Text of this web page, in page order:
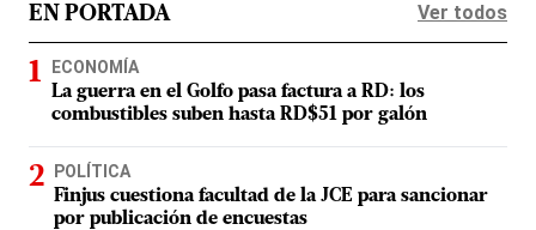
EN PORTADA Ver todos
ECONOMÍA
La guerra en el Golfo pasa factura a RD: los
combustibles suben hasta RD$51 por galón
POLÍTICA
Finjus cuestiona facultad de la JCE para sancionar
por publicación de encuestas